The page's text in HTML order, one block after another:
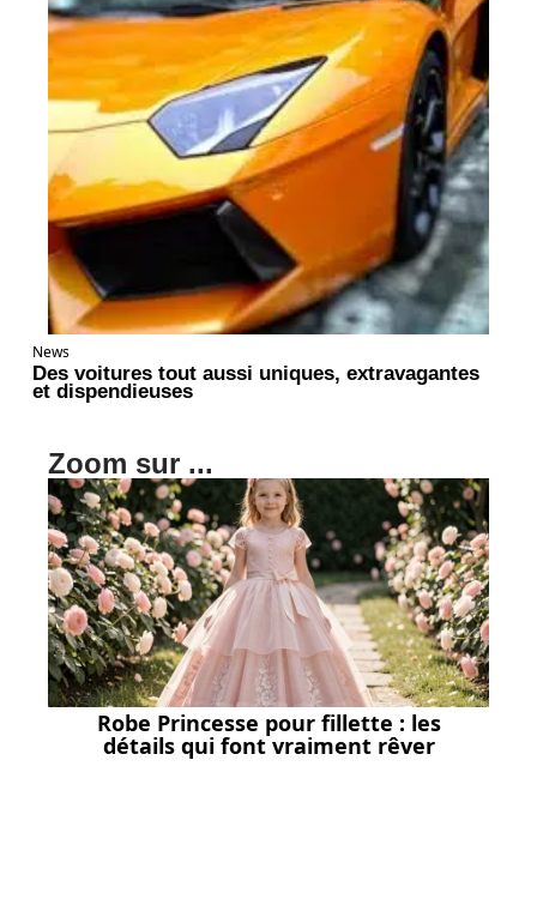
News
Des voitures tout aussi uniques, extravagantes
et dispendieuses
Zoom sur ...
Robe Princesse pour fillette : les
détails qui font vraiment rêver